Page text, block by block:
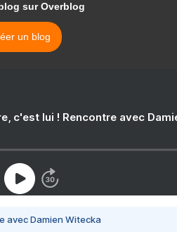
sur Overblog
un blog
c'est lui ! Rencontre avec
avec Damien Witecka